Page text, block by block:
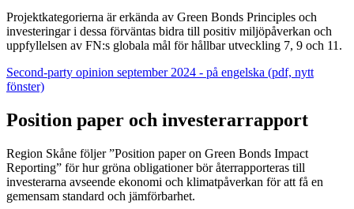
Projektkategorierna är erkända av Green Bonds Principles och
investeringar i dessa förväntas bidra till positiv miljöpåverkan och
uppfyllelsen av FN:s globala mål för hållbar utveckling 7, 9 och 11.
Second-party opinion september 2024 - på engelska (pdf, nytt
fönster)
Position paper och investerarrapport
Region Skåne följer ”Position paper on Green Bonds Impact
Reporting” för hur gröna obligationer bör återrapporteras till
investerarna avseende ekonomi och klimatpåverkan för att få en
gemensam standard och jämförbarhet.